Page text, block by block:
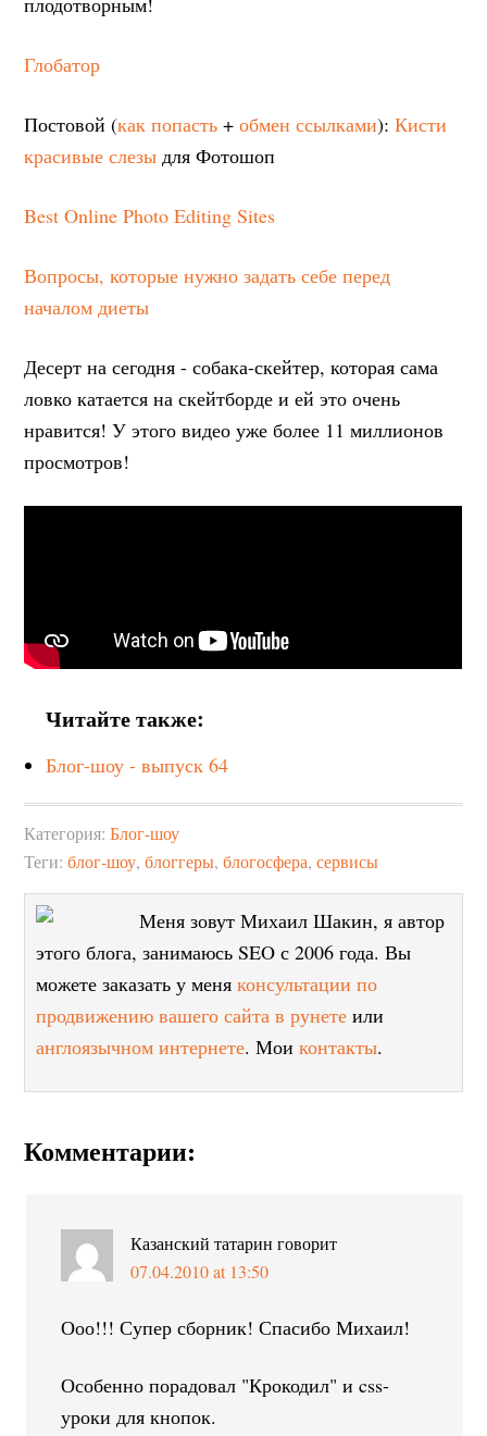
Глобатор
Постовой (как попасть +обмен ссылками):Кисти
красивые слезы для Фотошоп
Best Online Photo Editing Sites
Вопросы, которые нужно задать себе перед
началом диеты
Десерт на сегодня - собака-скейтер, которая сама
ловко катается на скейтборде и ей это очень
нравится! У этого видео уже более 11 миллионов
просмотров!
Читайте также:
Блог-шоу - выпуск 64
Категория:Блог-шоу
Теги:блог-шоу,блоггеры,блогосфера,сервисы
Меня зовут Михаил Шакин, я автор
этого блога, занимаюсь SEO с 2006 года. Вы
можете заказать у меняконсультации по
продвижению вашего сайта в рунете или
англоязычном интернете. Моиконтакты.
Комментарии:
Казанский татарин говорит
07.04.2010 at 13:50
Ооо!!! Супер сборник! Спасибо Михаил!
Особенно порадовал "Крокодил" и css-
уроки для кнопок.